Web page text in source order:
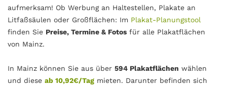
aufmerksam! Ob Werbung an Haltestellen, Plakate an
Litfaßsäulen oder Großflächen: Im Plakat-Planungstool
finden Sie Preise, Termine & Fotos für alle Plakatflächen
von Mainz.
In Mainz können Sie aus über 594 Plakatflächen wählen
und diese ab 10,92€/Tag mieten. Darunter befinden sich